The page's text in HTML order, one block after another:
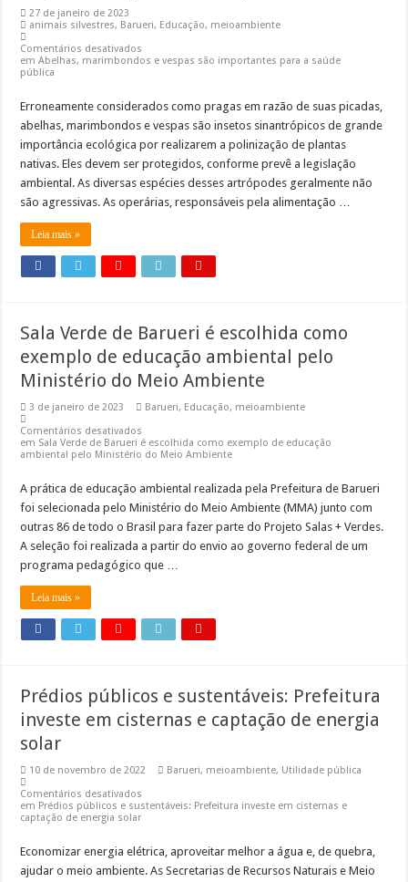
27 de janeiro de 2023
animais silvestres, Barueri, Educação, meioambiente
Comentários desativados
em Abelhas, marimbondos e vespas são importantes para a saúde
pública
Erroneamente considerados como pragas em razão de suas picadas,
abelhas, marimbondos e vespas são insetos sinantrópicos de grande
importância ecológica por realizarem a polinização de plantas
nativas. Eles devem ser protegidos, conforme prevê a legislação
ambiental. As diversas espécies desses artrópodes geralmente não
são agressivas. As operárias, responsáveis pela alimentação …
Leia mais »
Sala Verde de Barueri é escolhida como
exemplo de educação ambiental pelo
Ministério do Meio Ambiente
3 de janeiro de 2023 Barueri, Educação, meioambiente
Comentários desativados
em Sala Verde de Barueri é escolhida como exemplo de educação
ambiental pelo Ministério do Meio Ambiente
A prática de educação ambiental realizada pela Prefeitura de Barueri
foi selecionada pelo Ministério do Meio Ambiente (MMA) junto com
outras 86 de todo o Brasil para fazer parte do Projeto Salas + Verdes.
A seleção foi realizada a partir do envio ao governo federal de um
programa pedagógico que …
Leia mais »
Prédios públicos e sustentáveis: Prefeitura
investe em cisternas e captação de energia
solar
10 de novembro de 2022 Barueri, meioambiente, Utilidade pública
Comentários desativados
em Prédios públicos e sustentáveis: Prefeitura investe em cisternas e
captação de energia solar
Economizar energia elétrica, aproveitar melhor a água e, de quebra,
ajudar o meio ambiente. As Secretarias de Recursos Naturais e Meio